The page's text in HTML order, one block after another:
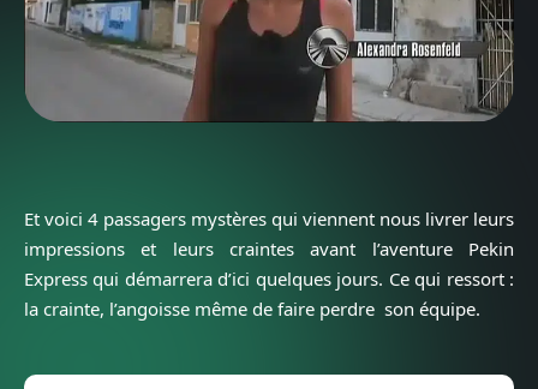
Et voici 4 passagers mystères qui viennent nous livrer leurs
impressions et leurs craintes avant l’aventure Pekin
Express qui démarrera d’ici quelques jours. Ce qui ressort :
la crainte, l’angoisse même de faire perdre son équipe.